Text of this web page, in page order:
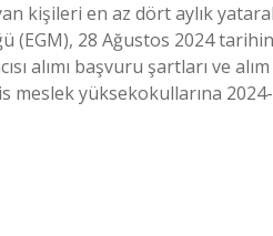
kişileri en az dört aylık
(EGM), 28 Ağustos 2024
alımı başvuru şartları ve
meslek yüksekokullarına